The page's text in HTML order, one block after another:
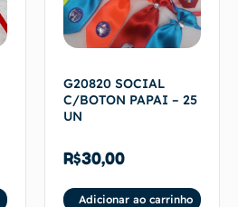
G20820 SOCIAL
C/BOTON PAPAI – 25
UN
R$30,00
Adicionar ao carrinho